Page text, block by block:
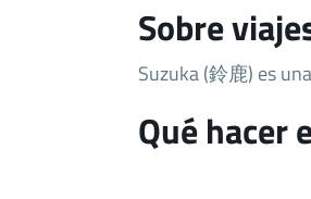
Sobre
Suzuka (鈴鹿) es
Qué hacer